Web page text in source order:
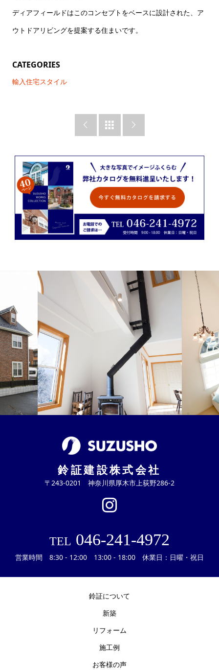
ディアフィールドはこのコンセプトをベースに設計された、ア
ウトドアリビングを提案する住まいです。
CATEGORIES
輸入住宅スタイル
  
鈴証建設株式会社
〒243-0201 神奈川県厚木市上荻野286-2
TEL 046-241-4972
営業時間 8:30 - 12:00 13:00 - 18:00 休業日：日曜・祝日
鈴証について
新築
リフォーム
施工例
お客様の声